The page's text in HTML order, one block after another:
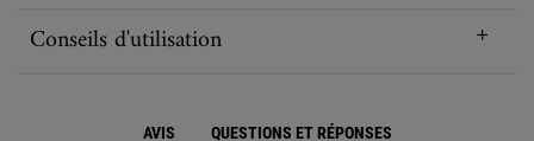
Conseils d'utilisation
AVIS QUESTIONS ET RÉPONSES